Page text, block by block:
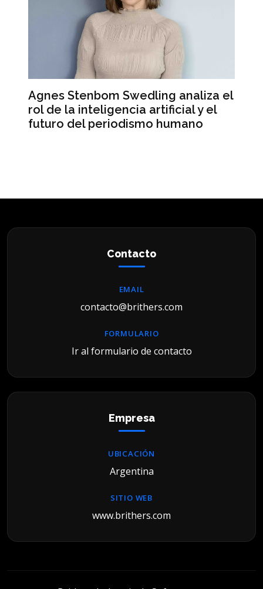
el
y el
Mercado Libre registra ingresos
récord pero sus acciones caen en
Wall Street
Contacto
EMAIL
contacto@brithers.com
FORMULARIO
Ir al formulario de contacto
Empresa
UBICACIÓN
Argentina
SITIO WEB
www.brithers.com